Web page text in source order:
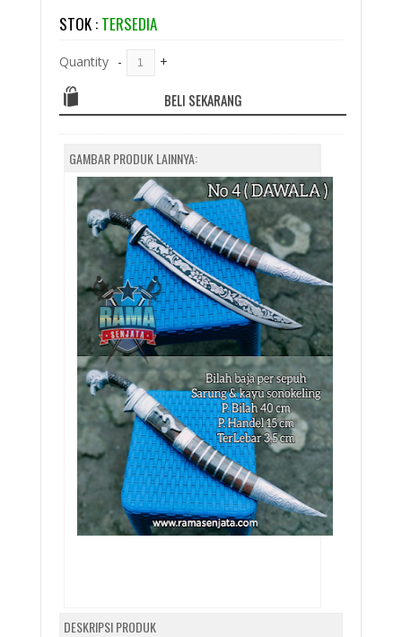
STOK : TERSEDIA
Quantity - +
BELI SEKARANG
GAMBAR PRODUK LAINNYA:
DESKRIPSI PRODUK